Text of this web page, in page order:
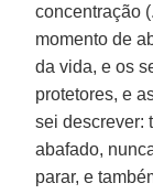
concentração
momento de
da vida, e os
protetores, e
sei descrever:
abafado,
parar, e